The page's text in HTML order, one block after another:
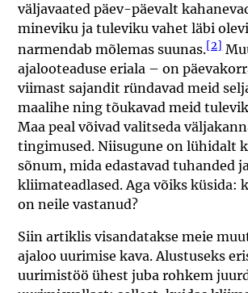
väljavaated päev-päevalt
mineviku ja tuleviku vahet läbi
narmendab mõlemas suunas.[2]
ajalooteaduse eriala – on
viimast sajandit ründavad meid
maalihe ning tõukavad meid
Maa peal võivad valitseda
tingimused. Niisugune on lühidalt
sõnum, mida edastavad tuhanded
kliimateadlased. Aga võiks küsida:
on neile vastanud?
Siin artiklis visandatakse meie
ajaloo uurimise kava. Alustuseks
uurimistöö ühest juba rohkem